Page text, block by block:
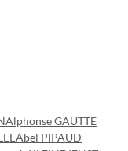
Alphonse GAUTTE
Abel PIPAUD